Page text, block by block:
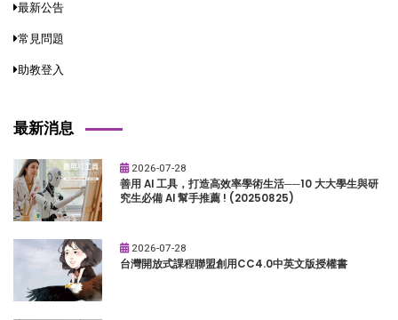
最新公告
常見問題
助教登入
最新消息
2026-07-28
善用 AI 工具，打造高效率學術生活──10 大大學生與研
究生必備 AI 幫手推薦 ! (20250825)
2026-07-28
台灣開放式課程聯盟創用CC4.0中英文版授權書